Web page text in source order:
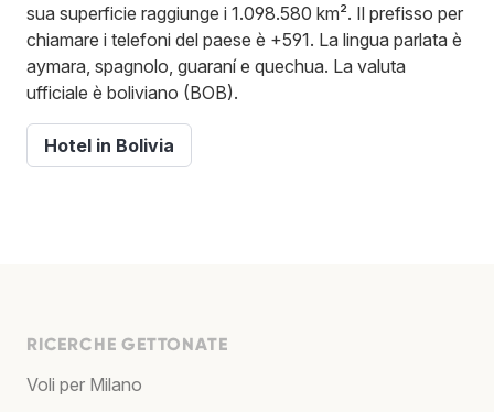
sua superficie raggiunge i 1.098.580 km². Il prefisso per
chiamare i telefoni del paese è +591. La lingua parlata è
aymara, spagnolo, guaraní e quechua. La valuta
ufficiale è boliviano (BOB).
Hotel in Bolivia
RICERCHE GETTONATE
Voli per Milano